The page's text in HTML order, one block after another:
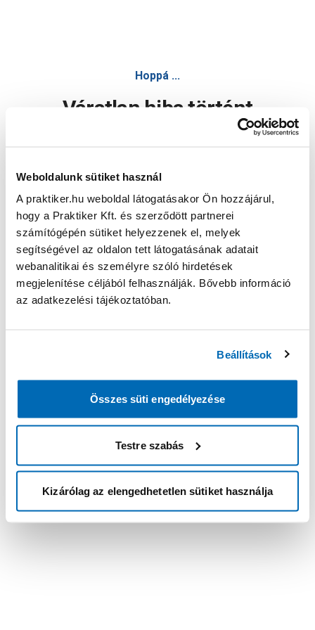
Weboldalunk sütiket használ
A praktiker.hu weboldal látogatásakor Ön hozzájárul,
hogy a Praktiker Kft. és szerződött partnerei
számítógépén sütiket helyezzenek el, melyek
segítségével az oldalon tett látogatásának adatait
webanalitikai és személyre szóló hirdetések
megjelenítése céljából felhasználják. Bővebb információ
az adatkezelési tájékoztatóban.
Beállítások
Összes süti engedélyezése
Testre szabás
Kizárólag az elengedhetetlen sütiket használja
Hoppá ...
Váratlan hiba történt
Oldal újratöltése